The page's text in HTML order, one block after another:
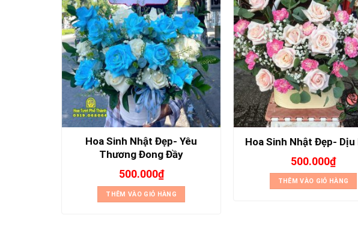
Hoa Sinh Nhật Đẹp- Yêu
Thương Đong Đầy
500.000₫
THÊM VÀO GIỎ HÀNG
Hoa Sinh Nhật Đẹp- Dịu
500.000₫
THÊM VÀO GIỎ HÀNG